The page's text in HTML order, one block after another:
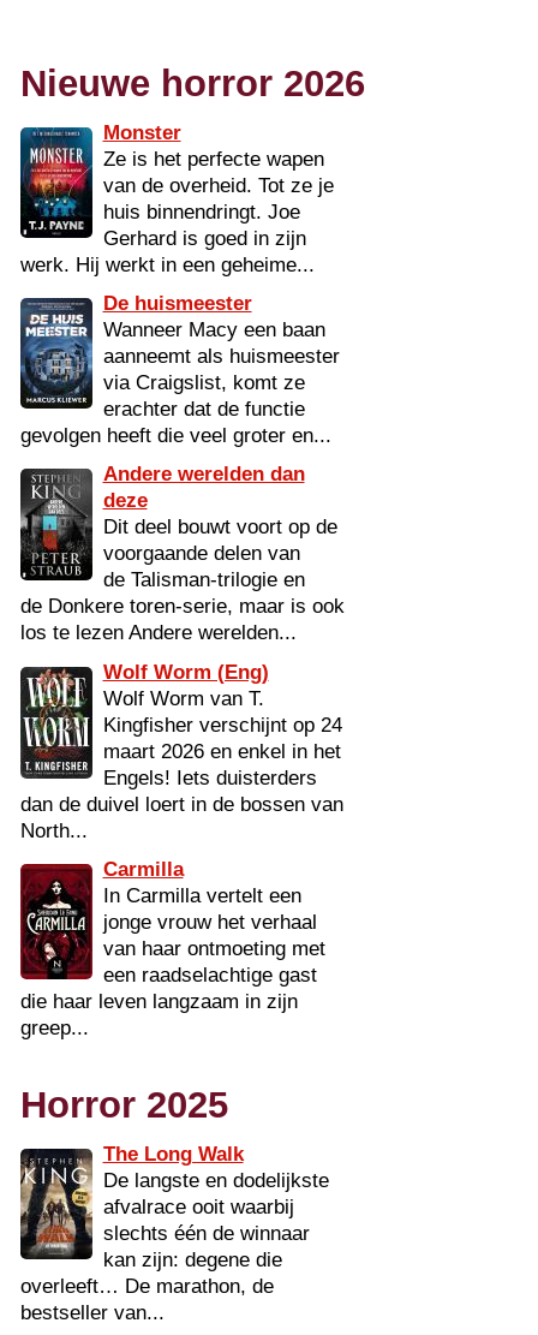
Nieuwe horror 2026
Monster
Ze is het perfecte wapen
van de overheid. Tot ze je
huis binnendringt. Joe
Gerhard is goed in zijn
werk. Hij werkt in een geheime...
De huismeester
Wanneer Macy een baan
aanneemt als huismeester
via Craigslist, komt ze
erachter dat de functie
gevolgen heeft die veel groter en...
Andere werelden dan
deze
Dit deel bouwt voort op de
voorgaande delen van
de Talisman-trilogie en
de Donkere toren-serie, maar is ook
los te lezen Andere werelden...
Wolf Worm (Eng)
Wolf Worm van T.
Kingfisher verschijnt op 24
maart 2026 en enkel in het
Engels! Iets duisterders
dan de duivel loert in de bossen van
North...
Carmilla
In Carmilla vertelt een
jonge vrouw het verhaal
van haar ontmoeting met
een raadselachtige gast
die haar leven langzaam in zijn
greep...
Horror 2025
The Long Walk
De langste en dodelijkste
afvalrace ooit waarbij
slechts één de winnaar
kan zijn: degene die
overleeft… De marathon, de
bestseller van...